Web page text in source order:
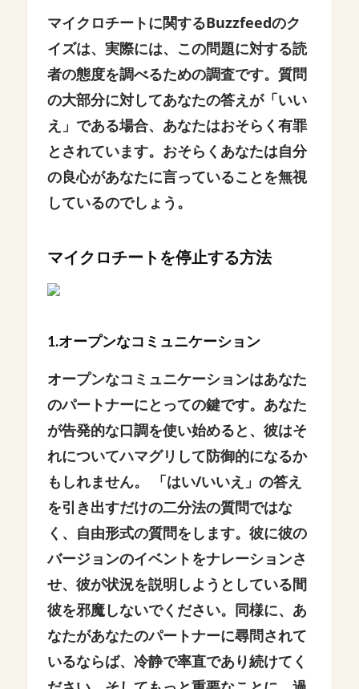
マイクロチートに関するBuzzfeedのク
イズは、実際には、この問題に対する読
者の態度を調べるための調査です。質問
の大部分に対してあなたの答えが「いい
え」である場合、あなたはおそらく有罪
とされています。おそらくあなたは自分
の良心があなたに言っていることを無視
しているのでしょう。
マイクロチートを停止する方法
1.オープンなコミュニケーション
オープンなコミュニケーションはあなた
のパートナーにとっての鍵です。あなた
が告発的な口調を使い始めると、彼はそ
れについてハマグリして防御的になるか
もしれません。 「はい/いいえ」の答え
を引き出すだけの二分法の質問ではな
く、自由形式の質問をします。彼に彼の
バージョンのイベントをナレーションさ
せ、彼が状況を説明しようとしている間
彼を邪魔しないでください。同様に、あ
なたがあなたのパートナーに尋問されて
いるならば、冷静で率直であり続けてく